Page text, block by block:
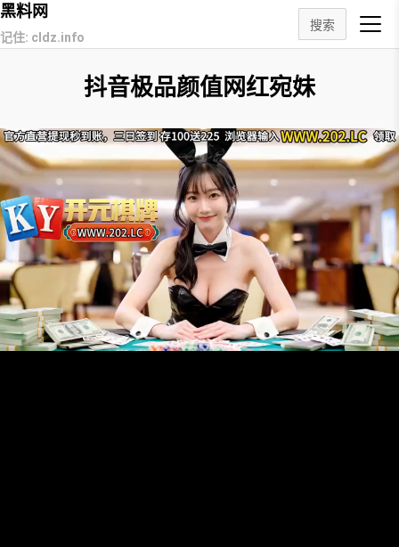
黑料网
记住: cldz.info
搜索
抖音极品颜值网红宛妹